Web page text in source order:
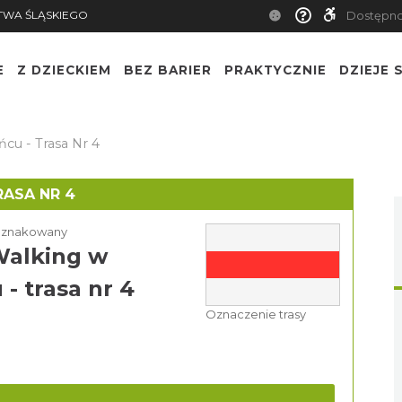
ŚLĄSKIEGO
Z DZIECKIEM BEZ BARIER PRAKTYCZNIE DZIEJE
- Trasa Nr 4
NR 4
w
- trasa nr 4
Oznaczenie trasy